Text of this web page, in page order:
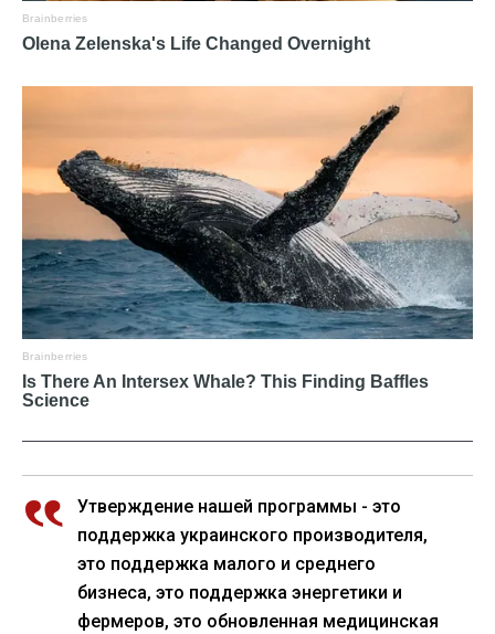
Утверждение нашей программы - это
поддержка украинского производителя,
это поддержка малого и среднего
бизнеса, это поддержка энергетики и
фермеров, это обновленная медицинская